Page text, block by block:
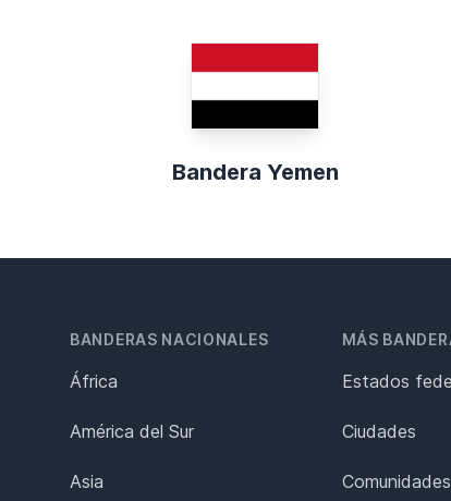
Bandera Yemen
BANDERAS NACIONALES
África
América del Sur
Asia
MÁS
Estados
Ciudades
Comunidades